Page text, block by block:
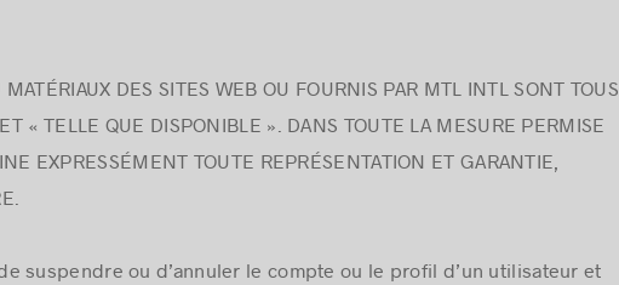
DES SITES WEB OU FOURNIS PAR MTL INTL SONT TOUS
« TELLE QUE DISPONIBLE ». DANS TOUTE LA MESURE PERMISE
EXPRESSÉMENT TOUTE REPRÉSENTATION ET GARANTIE,
suspendre ou d’annuler le compte ou le profil d’un utilisateur et